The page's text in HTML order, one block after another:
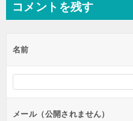
ビ
ー
シ
ン
コメントを残す
名前
メール（公開されません）